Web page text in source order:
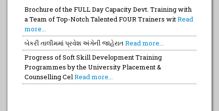
Brochure of the FULL Day Capacity Devt. Training with
a Team of Top-Notch Talented FOUR Trainers witRead
more...
બેકરી તાલીમમાં પ્રવેશ અંગેની જાહેરાતRead more...
Progress of Soft Skill Development Training
Programmes by the University Placement &
Counselling CelRead more...
Brochure of the 4th Successive National Webinar of
2026 with 5 Eminent Resource Persons with Proven
Read more...